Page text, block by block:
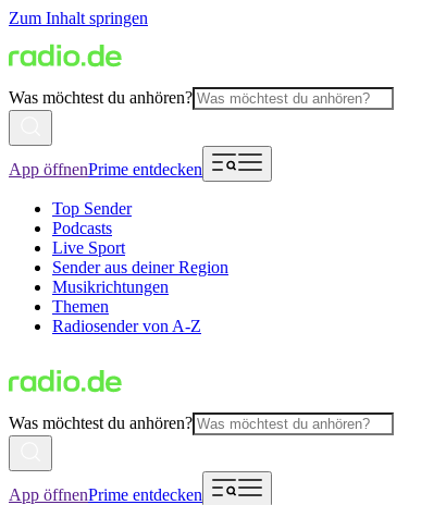
Zum Inhalt springen
Was möchtest du anhören?
App öffnenPrime entdecken
Top Sender
Podcasts
Live Sport
Sender aus deiner Region
Musikrichtungen
Themen
Radiosender von A-Z
Was möchtest du anhören?
App öffnenPrime entdecken